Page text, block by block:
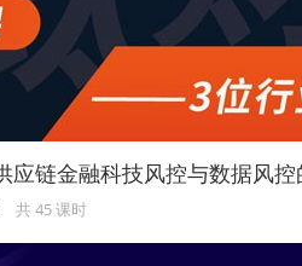
州的备案验收工作相对其他地
书和测评报告之外，还需提交
会更明显。
稳定，行业发展格局将越来越
应链金融科技风控与数据风
共 45 课时